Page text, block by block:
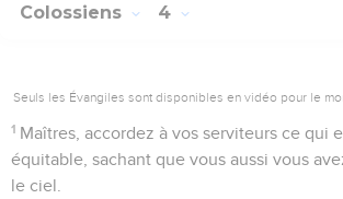
Colossiens 4
Seuls les Évangiles sont disponibles en vidéo pour le
1 Maîtres, accordez à vos serviteurs ce qui
équitable, sachant que vous aussi vous
le ciel.